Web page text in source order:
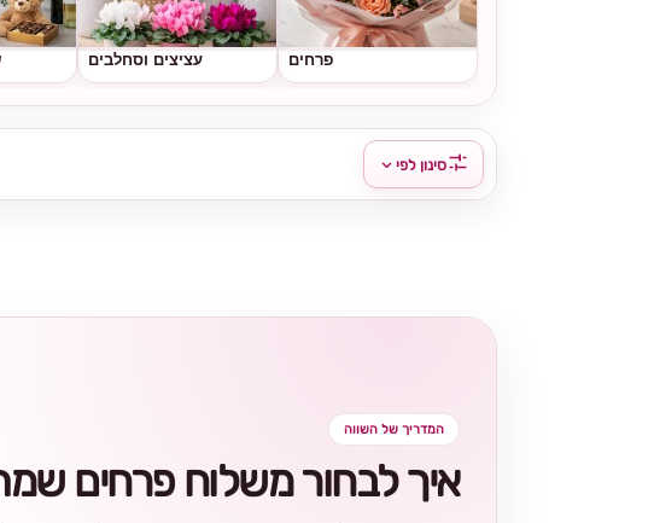
פרחים עציצים וסחלבים
סינון לפי
המדריך של השווה
איך לבחור משלוח פרחים